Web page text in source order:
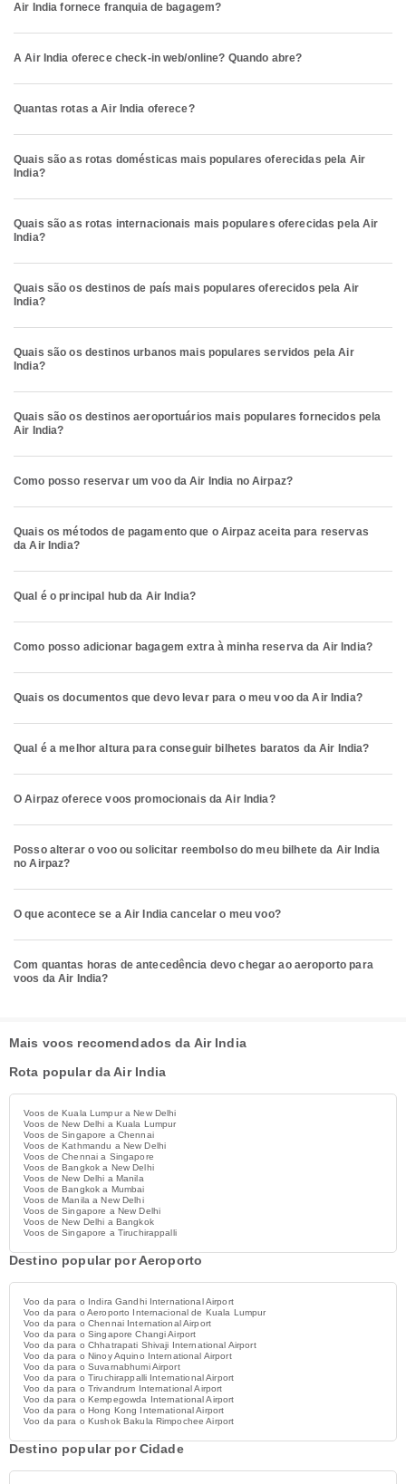
Air India fornece franquia de bagagem?
A Air India oferece check-in web/online? Quando abre?
Quantas rotas a Air India oferece?
Quais são as rotas domésticas mais populares oferecidas pela Air
India?
Quais são as rotas internacionais mais populares oferecidas pela Air
India?
Quais são os destinos de país mais populares oferecidos pela Air
India?
Quais são os destinos urbanos mais populares servidos pela Air
India?
Quais são os destinos aeroportuários mais populares fornecidos pela
Air India?
Como posso reservar um voo da Air India no Airpaz?
Quais os métodos de pagamento que o Airpaz aceita para reservas
da Air India?
Qual é o principal hub da Air India?
Como posso adicionar bagagem extra à minha reserva da Air India?
Quais os documentos que devo levar para o meu voo da Air India?
Qual é a melhor altura para conseguir bilhetes baratos da Air India?
O Airpaz oferece voos promocionais da Air India?
Posso alterar o voo ou solicitar reembolso do meu bilhete da Air India
no Airpaz?
O que acontece se a Air India cancelar o meu voo?
Com quantas horas de antecedência devo chegar ao aeroporto para
voos da Air India?
Mais voos recomendados da Air India
Rota popular da Air India
Voos de Kuala Lumpur a New Delhi
Voos de New Delhi a Kuala Lumpur
Voos de Singapore a Chennai
Voos de Kathmandu a New Delhi
Voos de Chennai a Singapore
Voos de Bangkok a New Delhi
Voos de New Delhi a Manila
Voos de Bangkok a Mumbai
Voos de Manila a New Delhi
Voos de Singapore a New Delhi
Voos de New Delhi a Bangkok
Voos de Singapore a Tiruchirappalli
Destino popular por Aeroporto
Voo da para o Indira Gandhi International Airport
Voo da para o Aeroporto Internacional de Kuala Lumpur
Voo da para o Chennai International Airport
Voo da para o Singapore Changi Airport
Voo da para o Chhatrapati Shivaji International Airport
Voo da para o Ninoy Aquino International Airport
Voo da para o Suvarnabhumi Airport
Voo da para o Tiruchirappalli International Airport
Voo da para o Trivandrum International Airport
Voo da para o Kempegowda International Airport
Voo da para o Hong Kong International Airport
Voo da para o Kushok Bakula Rimpochee Airport
Destino popular por Cidade